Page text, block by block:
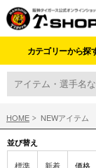
カテゴリーから探
HOME NEWアイテム
並び替え
標準 新着 価格